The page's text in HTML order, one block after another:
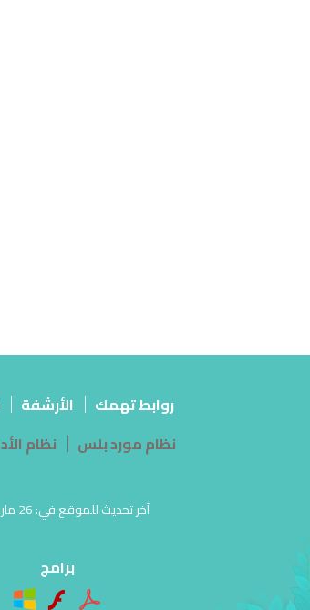
روابط تهمك الأرشفة
نظام مورد بلس
نظام
برامج